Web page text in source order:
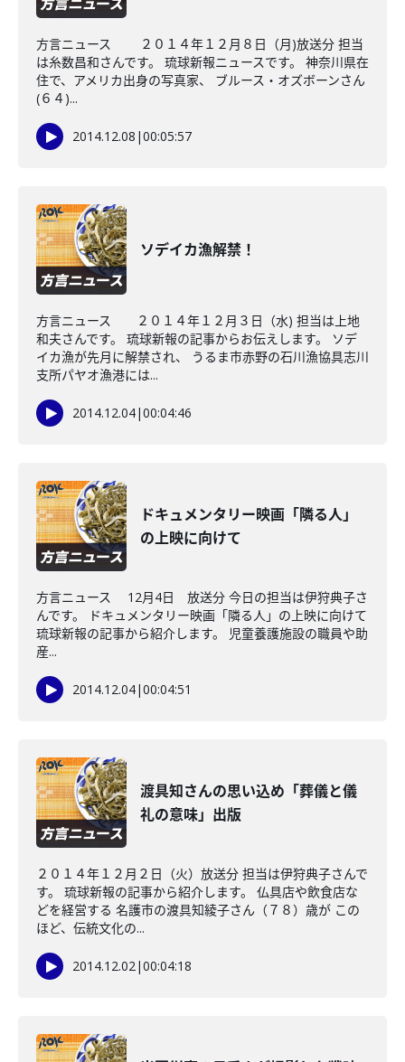
方言ニュース ２０１４年１２月８日（月)放送分 担当
は糸数昌和さんです。 琉球新報ニュースです。 神奈川県在
住で、アメリカ出身の写真家、 ブルース・オズボーンさん
(６４)...
2014.12.08 |00:05:57
ソデイカ漁解禁！
方言ニュース ２０１４年１２月３日（水) 担当は上地
和夫さんです。 琉球新報の記事からお伝えします。 ソデ
イカ漁が先月に解禁され、 うるま市赤野の石川漁協具志川
支所パヤオ漁港には...
2014.12.04|00:04:46
ドキュメンタリー映画「隣る人」
の上映に向けて
方言ニュース 12月4日 放送分 今日の担当は伊狩典子さ
んです。 ドキュメンタリー映画「隣る人」の上映に向けて
琉球新報の記事から紹介します。 児童養護施設の職員や助
産...
2014.12.04|00:04:51
渡具知さんの思い込め「葬儀と儀
礼の意味」出版
２０１４年１２月２日（火）放送分 担当は伊狩典子さんで
す。 琉球新報の記事から紹介します。 仏具店や飲食店な
どを経営する 名護市の渡具知綾子さん（７８）歳が この
ほど、伝統文化の...
2014.12.02|00:04:18